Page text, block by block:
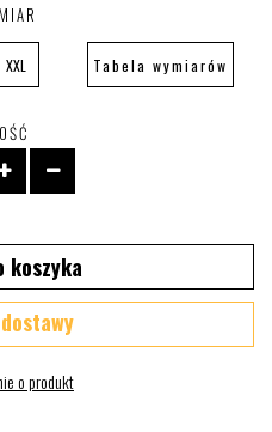
XXL Tabela wymiarów
koszyka